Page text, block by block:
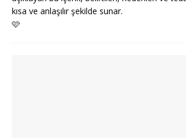
kısa ve anlaşılır şekilde sunar.
🩷